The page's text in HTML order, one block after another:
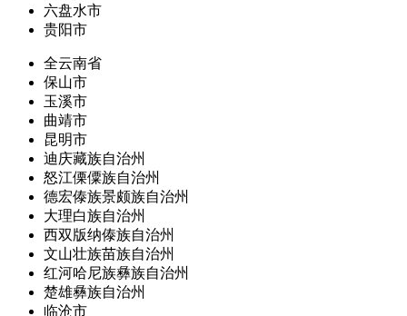
六盘水市
贵阳市
全云南省
保山市
玉溪市
曲靖市
昆明市
迪庆藏族自治州
怒江傈僳族自治州
德宏傣族景颇族自治州
大理白族自治州
西双版纳傣族自治州
文山壮族苗族自治州
红河哈尼族彝族自治州
楚雄彝族自治州
临沧市